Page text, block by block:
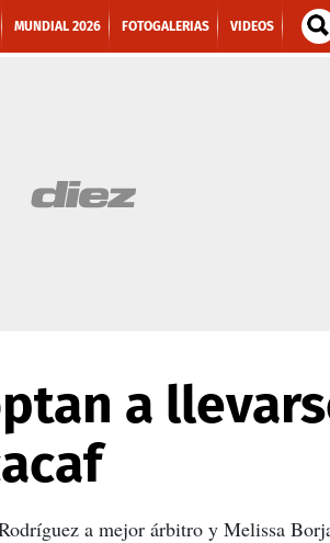
MUNDIAL 2026 FOTOGALERIAS VIDEOS
a
a mejor árbitro y Melissa